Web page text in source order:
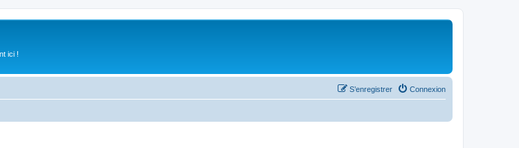
ici !
Connexion
S’enregistrer